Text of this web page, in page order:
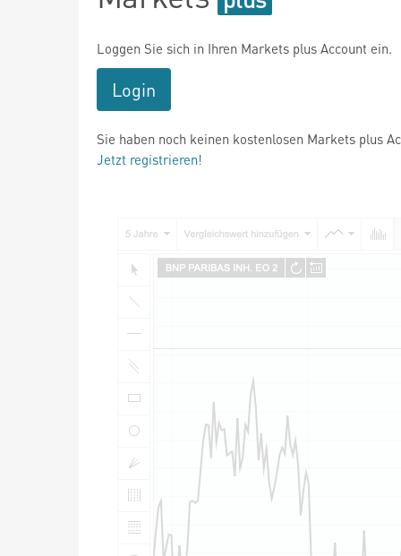
Loggen Sie sich in Ihren Markets plus Account ein.
Login
Sie haben noch keinen kostenlosen Markets plus
Jetzt registrieren!